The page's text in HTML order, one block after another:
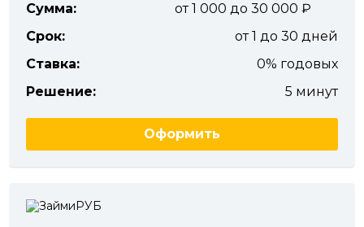
Сумма:
от 1 000 до 30 000
Срок:
от 1 до 30 дней
Ставка:
0% годовых
Решение:
5 минут
Оформить